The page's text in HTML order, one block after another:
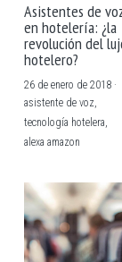
Asistentes de
en hotelería: ¿la
revolución del
hotelero?
26 de enero de 2018·
asistente de voz,
tecnología hotelera,
alexa amazon